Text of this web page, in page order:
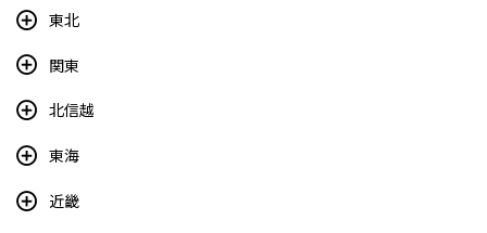
東北
関東
北信越
東海
近畿